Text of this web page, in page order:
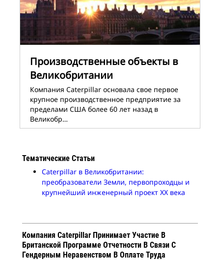
Производственные объекты в
Великобритании
Компания Caterpillar основала свое первое
крупное производственное предприятие за
пределами США более 60 лет назад в
Великобр…
Тематические Статьи
Caterpillar в Великобритании:
преобразователи Земли, первопроходцы и
крупнейший инженерный проект ХХ века
Компания Caterpillar Принимает Участие В
Британской Программе Отчетности В Связи С
Гендерным Неравенством В Оплате Труда